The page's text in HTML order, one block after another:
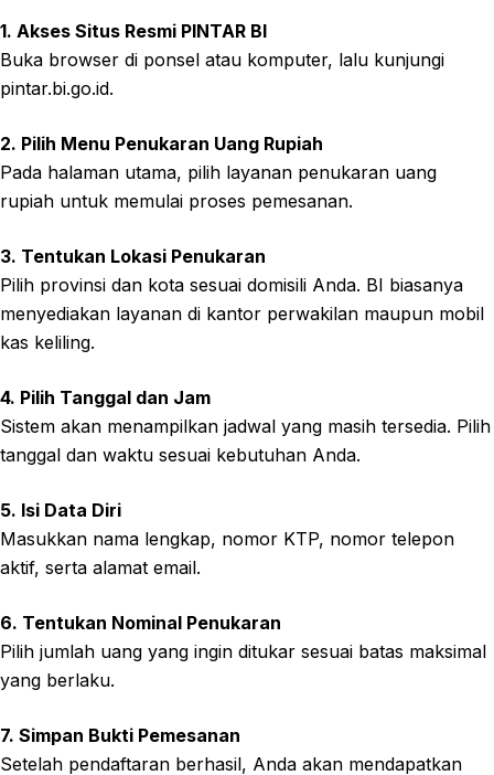
1. Akses Situs Resmi PINTAR BI
Buka browser di ponsel atau komputer, lalu kunjungi
pintar.bi.go.id.
2. Pilih Menu Penukaran Uang Rupiah
Pada halaman utama, pilih layanan penukaran uang
rupiah untuk memulai proses pemesanan.
3. Tentukan Lokasi Penukaran
Pilih provinsi dan kota sesuai domisili Anda. BI biasanya
menyediakan layanan di kantor perwakilan maupun mobil
kas keliling.
4. Pilih Tanggal dan Jam
Sistem akan menampilkan jadwal yang masih tersedia. Pilih
tanggal dan waktu sesuai kebutuhan Anda.
5. Isi Data Diri
Masukkan nama lengkap, nomor KTP, nomor telepon
aktif, serta alamat email.
6. Tentukan Nominal Penukaran
Pilih jumlah uang yang ingin ditukar sesuai batas maksimal
yang berlaku.
7. Simpan Bukti Pemesanan
Setelah pendaftaran berhasil, Anda akan mendapatkan